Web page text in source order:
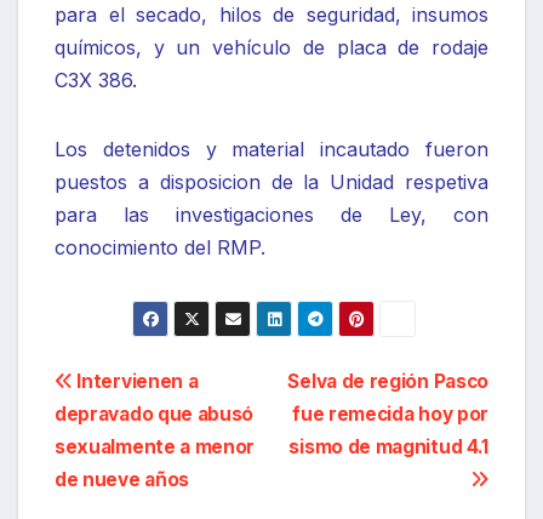
para el secado, hilos de seguridad, insumos
químicos, y un vehículo de placa de rodaje
C3X 386.
Los detenidos y material incautado fueron
puestos a disposicion de la Unidad respetiva
para las investigaciones de Ley, con
conocimiento del RMP.
Navegación
de
entradas
Selva de región Pasco
fue remecida hoy por
sismo de magnitud 4.1
Intervienen a
depravado que abusó
sexualmente a menor
de nueve años